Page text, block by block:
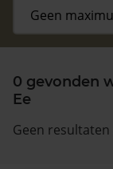
Zoek een
0 gevonden
Ee
Geen